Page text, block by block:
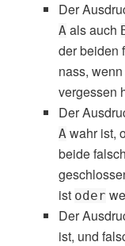
Der
A als auch
der beiden
nass,
vergessen
Der
A wahr ist,
beide
ist oder
Der
ist, und